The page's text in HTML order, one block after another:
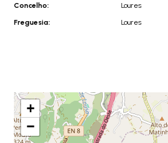
Concelho:
Loures
Freguesia:
Loures
+
−